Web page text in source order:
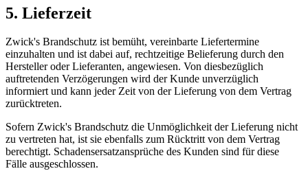
5. Lieferzeit
Zwick's Brandschutz ist bemüht, vereinbarte Liefertermine
einzuhalten und ist dabei auf, rechtzeitige Belieferung durch den
Hersteller oder Lieferanten, angewiesen. Von diesbezüglich
auftretenden Verzögerungen wird der Kunde unverzüglich
informiert und kann jeder Zeit von der Lieferung von dem Vertrag
zurücktreten.
Sofern Zwick's Brandschutz die Unmöglichkeit der Lieferung nicht
zu vertreten hat, ist sie ebenfalls zum Rücktritt von dem Vertrag
berechtigt. Schadensersatzansprüche des Kunden sind für diese
Fälle ausgeschlossen.